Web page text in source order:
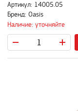
Артикул: 14005.05
Бренд: Oasis
Наличие: уточняйте